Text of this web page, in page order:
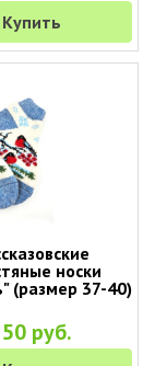
Купить
носки
(размер 37-40)
руб.